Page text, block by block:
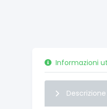
Informazioni